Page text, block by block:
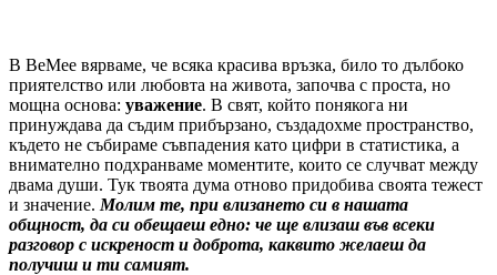
В BeMee вярваме, че всяка красива връзка, било то дълбоко
приятелство или любовта на живота, започва с проста, но
мощна основа: уважение. В свят, който понякога ни
принуждава да съдим прибързано, създадохме пространство,
където не събираме съвпадения като цифри в статистика, а
внимателно подхранваме моментите, които се случват между
двама души. Тук твоята дума отново придобива своята тежест
и значение. Молим те, при влизането си в нашата
общност, да си обещаеш едно: че ще влизаш във всеки
разговор с искреност и доброта, каквито желаеш да
получиш и ти самият.